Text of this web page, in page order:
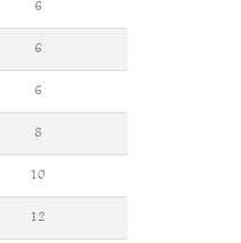
6
6
6
8
10
12